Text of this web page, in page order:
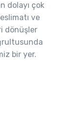
dolayı çok
ve
dönüşler
bir yer.